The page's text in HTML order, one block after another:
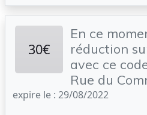
30€
En ce
réduction
avec ce
Rue du
expire le : 29/08/2022